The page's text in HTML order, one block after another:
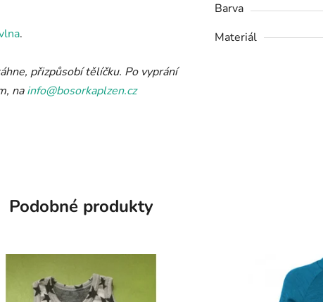
.
přizpůsobí tělíčku. Po vyprání
nainfo@bosorkaplzen.cz
Barva
Materiál
Podobné produkty